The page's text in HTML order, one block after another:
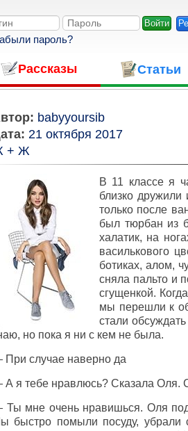
пароль?
Рассказы Статьи
babyyoursib
21 октября 2017
+ Ж
В 11 классе я
близко
только после
был тюрбан из
халатик, на
василькового
ботиках, алом,
сняла пальто и
сгущенкой.
мы перешли к
стали
но пока я ни с кем не была.
случае наверно да
я тебе нравлюсь? Сказала Оля.
мне очень нравишься. Оля
быстро помыли посуду,